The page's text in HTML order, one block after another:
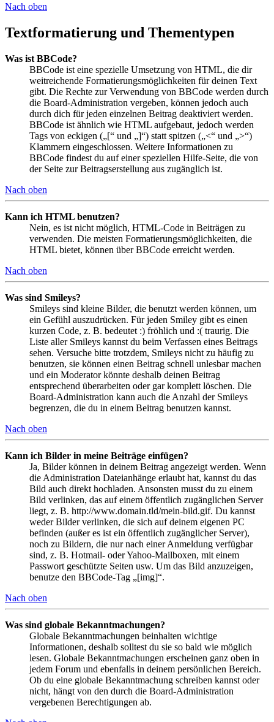
Nach oben
Textformatierung und Thementypen
Was ist BBCode?
BBCode ist eine spezielle Umsetzung von HTML, die dir
weitreichende Formatierungsmöglichkeiten für deinen Text
gibt. Die Rechte zur Verwendung von BBCode werden durch
die Board-Administration vergeben, können jedoch auch
durch dich für jeden einzelnen Beitrag deaktiviert werden.
BBCode ist ähnlich wie HTML aufgebaut, jedoch werden
Tags von eckigen („[“ und „]“) statt spitzen („<“ und „>“)
Klammern eingeschlossen. Weitere Informationen zu
BBCode findest du auf einer speziellen Hilfe-Seite, die von
der Seite zur Beitragserstellung aus zugänglich ist.
Nach oben
Kann ich HTML benutzen?
Nein, es ist nicht möglich, HTML-Code in Beiträgen zu
verwenden. Die meisten Formatierungsmöglichkeiten, die
HTML bietet, können über BBCode erreicht werden.
Nach oben
Was sind Smileys?
Smileys sind kleine Bilder, die benutzt werden können, um
ein Gefühl auszudrücken. Für jeden Smiley gibt es einen
kurzen Code, z. B. bedeutet :) fröhlich und :( traurig. Die
Liste aller Smileys kannst du beim Verfassen eines Beitrags
sehen. Versuche bitte trotzdem, Smileys nicht zu häufig zu
benutzen, sie können einen Beitrag schnell unlesbar machen
und ein Moderator könnte deshalb deinen Beitrag
entsprechend überarbeiten oder gar komplett löschen. Die
Board-Administration kann auch die Anzahl der Smileys
begrenzen, die du in einem Beitrag benutzen kannst.
Nach oben
Kann ich Bilder in meine Beiträge einfügen?
Ja, Bilder können in deinem Beitrag angezeigt werden. Wenn
die Administration Dateianhänge erlaubt hat, kannst du das
Bild auch direkt hochladen. Ansonsten musst du zu einem
Bild verlinken, das auf einem öffentlich zugänglichen Server
liegt, z. B. http://www.domain.tld/mein-bild.gif. Du kannst
weder Bilder verlinken, die sich auf deinem eigenen PC
befinden (außer es ist ein öffentlich zugänglicher Server),
noch zu Bildern, die nur nach einer Anmeldung verfügbar
sind, z. B. Hotmail- oder Yahoo-Mailboxen, mit einem
Passwort geschützte Seiten usw. Um das Bild anzuzeigen,
benutze den BBCode-Tag „[img]“.
Nach oben
Was sind globale Bekanntmachungen?
Globale Bekanntmachungen beinhalten wichtige
Informationen, deshalb solltest du sie so bald wie möglich
lesen. Globale Bekanntmachungen erscheinen ganz oben in
jedem Forum und ebenfalls in deinem persönlichen Bereich.
Ob du eine globale Bekanntmachung schreiben kannst oder
nicht, hängt von den durch die Board-Administration
vergebenen Berechtigungen ab.